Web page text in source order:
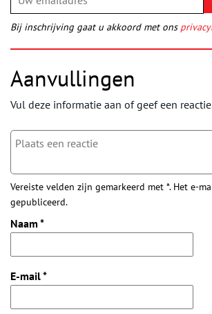
Bij inschrijving gaat u akkoord met ons
Aanvullingen
Vul deze informatie aan of geef een
Vereiste velden zijn gemarkeerd met *. Het e-
gepubliceerd.
Naam *
E-mail*